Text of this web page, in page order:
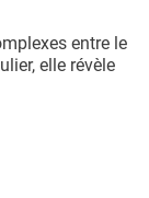
entre le
elle révèle